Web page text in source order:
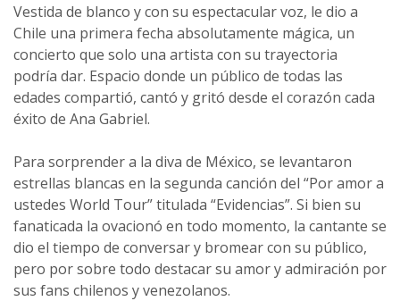
Vestida de blanco y con su espectacular voz, le dio a
Chile una primera fecha absolutamente mágica, un
concierto que solo una artista con su trayectoria
podría dar. Espacio donde un público de todas las
edades compartió, cantó y gritó desde el corazón cada
éxito de Ana Gabriel.
Para sorprender a la diva de México, se levantaron
estrellas blancas en la segunda canción del “Por amor a
ustedes World Tour” titulada “Evidencias”. Si bien su
fanaticada la ovacionó en todo momento, la cantante se
dio el tiempo de conversar y bromear con su público,
pero por sobre todo destacar su amor y admiración por
sus fans chilenos y venezolanos.